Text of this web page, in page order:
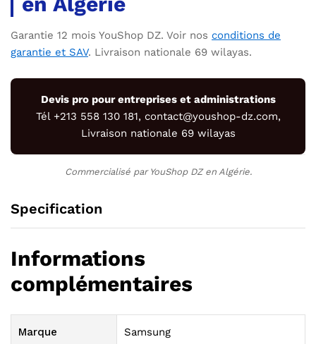
Garantie 12 mois YouShop DZ. Voir nos conditions de
garantie et SAV. Livraison nationale 69 wilayas.
Devis pro pour entreprises et administrations
Tél +213 558 130 181, contact@youshop-dz.com,
Livraison nationale 69 wilayas
Commercialisé par YouShop DZ en Algérie.
Specification
Informations
complémentaires
Marque Samsung